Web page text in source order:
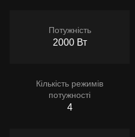
Потужність
2000 Вт
Кількість режимів
потужності
4